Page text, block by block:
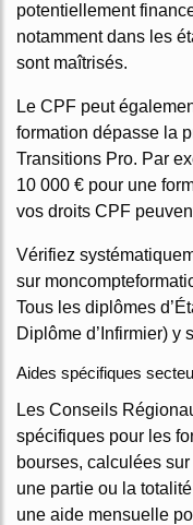
potentiellement
notamment dans les
sont maîtrisés.
Le CPF peut
formation dépasse la
Transitions Pro. Par
10 000 € pour une
vos droits CPF
Vérifiez
sur
Tous les diplômes
Diplôme d’Infirmier) y
Aides spécifiques
Les Conseils
spécifiques pour les
bourses, calculées
une partie ou la
une aide mensuelle